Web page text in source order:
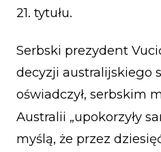
21. tytułu.
Serbski prezydent
decyzji australijskiego
oświadczył, serbskim
Australii „upokorzyły
myślą, że przez